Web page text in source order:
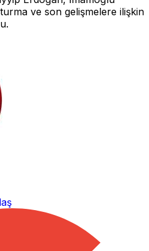
ve son gelişmelere ilişkin